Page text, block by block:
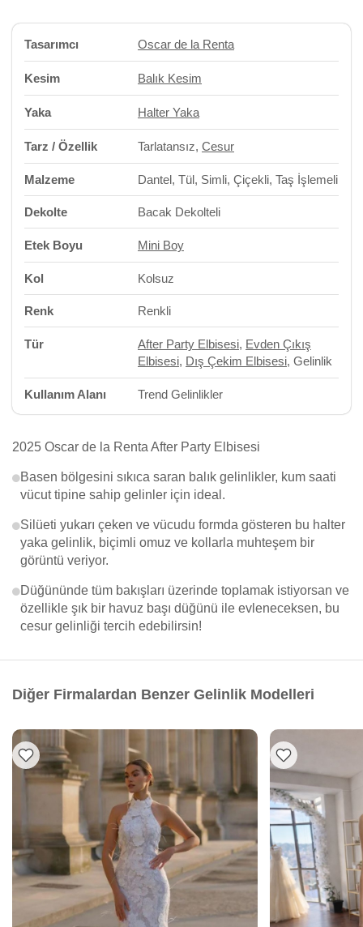
Tasarımcı Oscar de la Renta
Kesim Balık Kesim
Yaka Halter Yaka
Tarz / Özellik Tarlatansız, Cesur
Malzeme Dantel, Tül, Simli, Çiçekli, Taş İşlemeli
Dekolte Bacak Dekolteli
Etek Boyu Mini Boy
Kol Kolsuz
Renk Renkli
Tür After Party Elbisesi, Evden Çıkış
Elbisesi, Dış Çekim Elbisesi, Gelinlik
Kullanım Alanı Trend Gelinlikler
2025 Oscar de la Renta After Party Elbisesi
Basen bölgesini sıkıca saran balık gelinlikler, kum saati
vücut tipine sahip gelinler için ideal.
Silüeti yukarı çeken ve vücudu formda gösteren bu halter
yaka gelinlik, biçimli omuz ve kollarla muhteşem bir
görüntü veriyor.
Düğününde tüm bakışları üzerinde toplamak istiyorsan ve
özellikle şık bir havuz başı düğünü ile evleneceksen, bu
cesur gelinliği tercih edebilirsin!
Diğer Firmalardan Benzer Gelinlik Modelleri